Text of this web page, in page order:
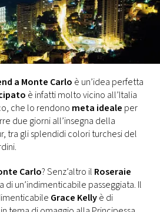
a Monte Carlo è un’idea perfetta
è infatti molto vicino all’Italia
che lo rendono meta ideale per
due giorni all’insegna della
tra gli splendidi colori turchesi del
Carlo? Senz’altro il Roseraie
di un’indimenticabile passeggiata. Il
Grace Kellyè di